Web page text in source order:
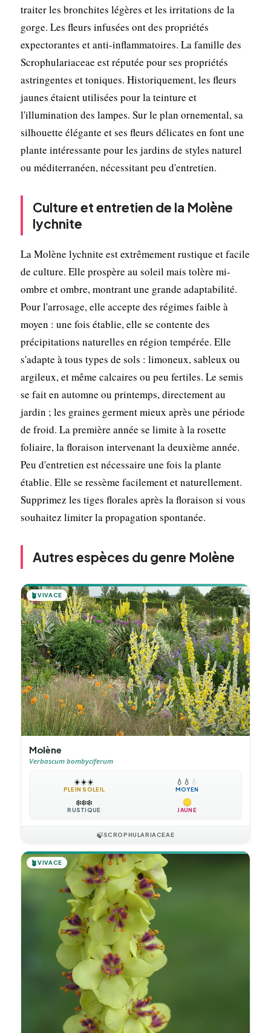
traiter les bronchites légères et les irritations de la
gorge. Les fleurs infusées ont des propriétés
expectorantes et anti-inflammatoires. La famille des
Scrophulariaceae est réputée pour ses propriétés
astringentes et toniques. Historiquement, les fleurs
jaunes étaient utilisées pour la teinture et
l'illumination des lampes. Sur le plan ornemental, sa
silhouette élégante et ses fleurs délicates en font une
plante intéressante pour les jardins de styles naturel
ou méditerranéen, nécessitant peu d'entretien.
Culture et entretien de la Molène
lychnite
La Molène lychnite est extrêmement rustique et facile
de culture. Elle prospère au soleil mais tolère mi-
ombre et ombre, montrant une grande adaptabilité.
Pour l'arrosage, elle accepte des régimes faible à
moyen : une fois établie, elle se contente des
précipitations naturelles en région tempérée. Elle
s'adapte à tous types de sols : limoneux, sableux ou
argileux, et même calcaires ou peu fertiles. Le semis
se fait en automne ou printemps, directement au
jardin ; les graines germent mieux après une période
de froid. La première année se limite à la rosette
foliaire, la floraison intervenant la deuxième année.
Peu d'entretien est nécessaire une fois la plante
établie. Elle se ressème facilement et naturellement.
Supprimez les tiges florales après la floraison si vous
souhaitez limiter la propagation spontanée.
Autres espèces du genre Molène
🪴VIVACE
Molène
Verbascum bombyciferum
☀️☀️☀️
PLEIN SOLEIL
💧 💧 💧
MOYEN
❄️❄️❄️
RUSTIQUE JAUNE
🍃SCROPHULARIACEAE
🪴VIVACE